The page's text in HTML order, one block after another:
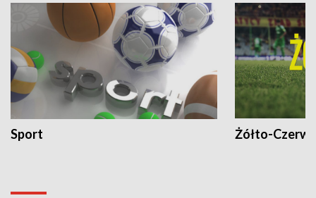
Sport Żółto-